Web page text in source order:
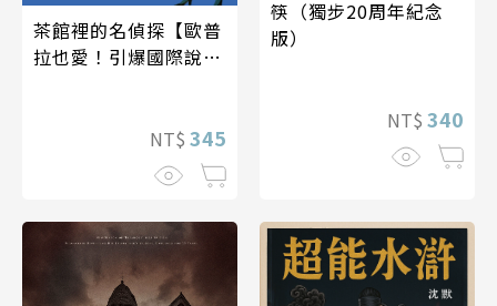
茶館裡的名偵探【歐普
拉也愛！引爆國際說書
NT$ 345
筷（獨步20周年紀念
版）
NT$ 340